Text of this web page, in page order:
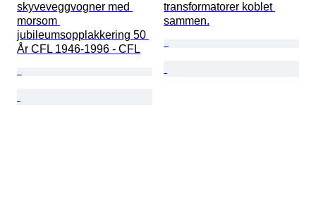
skyveveggvogner med
morsom
jubileumsopplakkering 50
År CFL 1946-1996 - CFL
transformatorer koblet
sammen.